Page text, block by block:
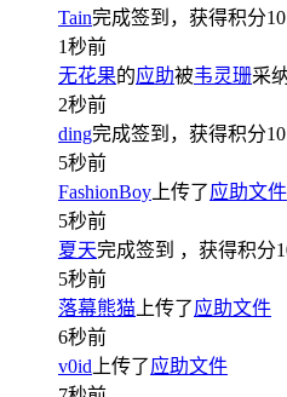
Tain完成签到，获得积分10
1秒前
无花果的应助被韦灵珊采
2秒前
ding完成签到，获得积分10
5秒前
FashionBoy 上传了应助文件
5秒前
夏天完成签到 ，获得积分
5秒前
落幕熊猫 上传了应助文件
6秒前
v0id 上传了应助文件